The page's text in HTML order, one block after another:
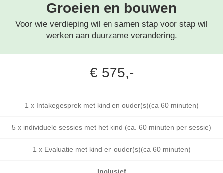
Groeien en bouwen
Voor wie verdieping wil en samen stap voor stap wil
werken aan duurzame verandering.
€ 575,-
1 x Intakegesprek met kind en ouder(s)(ca 60 minuten)
5 x individuele sessies met het kind (ca. 60 minuten per sessie)
1 x Evaluatie met kind en ouder(s)(ca 60 minuten)
Inclusief